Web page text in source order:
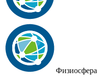
Физиосфера